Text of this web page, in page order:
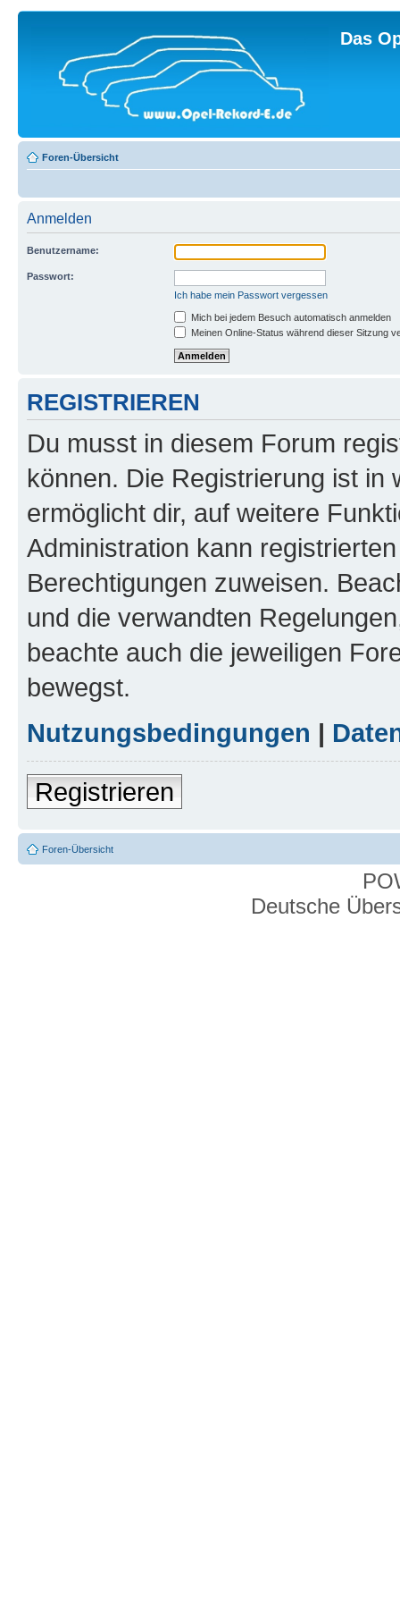
Das
Foren-Übersicht
Anmelden
Benutzername:
Passwort:
Ich habe mein Passwort vergessen
Mich bei jedem Besuch automatisch anmelden
Meinen Online-Status während dieser Sitzung
REGISTRIEREN
Du musst in diesem Forum
können. Die Registrierung ist in
ermöglicht dir, auf weitere
Administration kann
Berechtigungen zuweisen.
und die verwandten
beachte auch die jeweiligen
bewegst.
Nutzungsbedingungen |
Registrieren
Foren-Übersicht
Deutsche